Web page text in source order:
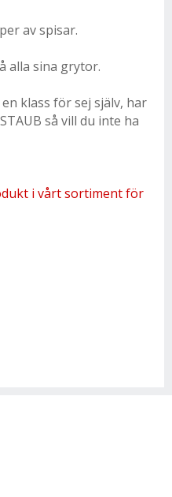
av spisar.
alla sina grytor.
klass för sej själv, har
så vill du inte ha
i vårt sortiment för